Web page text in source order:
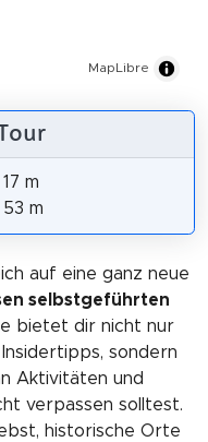
MapLibre
17 m
53 m
auf eine ganz neue
selbstgeführten
bietet dir nicht nur
sondern
Aktivitäten und
verpassen solltest.
historische Orte